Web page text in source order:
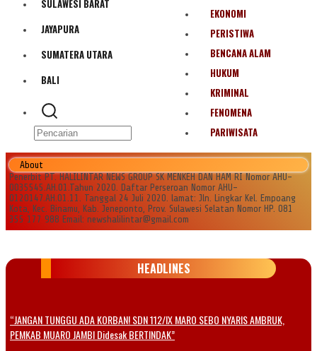
Bencana AlamSULAWESI BARAT
JAYAPURA
SUMATERA UTARA
BALI
EKONOMI
PERISTIWA
BENCANA ALAM
HUKUM
KRIMINAL
FENOMENA
PARIWISATA
About
Penerbit PT. HALILINTAR NEWS GROUP SK MENKEH DAN HAM RI Nomor AHU-
0035545.AH.01.Tahun 2020. Daftar Perseroan Nomor AHU-
0120147.AH.01.11. Tanggal 24 Juli 2020. lamat: Jln. Lingkar Kel. Empoang
Kota, Kec. Binamu, Kab. Jeneponto, Prov. Sulawesi Selatan Nomor HP. 081
355 177 988 Email: newshalilintar@gmail.com
HEADLINES
“JANGAN TUNGGU ADA KORBAN! SDN 112/IX MARO SEBO NYARIS AMBRUK,
PEMKAB MUARO JAMBI Didesak BERTINDAK”